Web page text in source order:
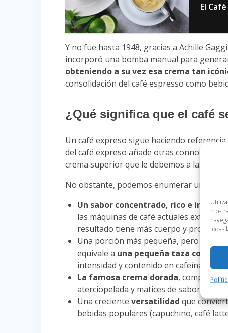
todas
El
Y no fue hasta 1948, gracias a Achille
incorporó una bomba manual para
obteniendo a su vez esa crema tan
consolidación del café espresso como
¿Qué significa que el café
Un café expreso sigue haciendo
del café expreso añade otras
crema superior que le debemos a las
No obstante, podemos enumerar una
Un sabor concentrado, rico e intenso,
las máquinas de café actuales extraen
resultado tiene más cuerpo y
Una porción más pequeña, pero
equivale a una pequeña taza con
intensidad y contenido en cafeína
La famosa crema dorada, compuesta
aterciopelada y matices de sabor. Un
Una crecienteversatilidad que
bebidas populares (capuchino, café